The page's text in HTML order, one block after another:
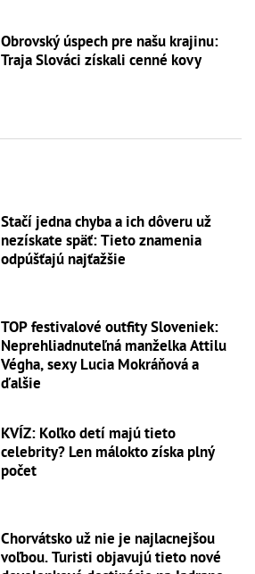
Obrovský úspech pre našu krajinu:
Traja Slováci získali cenné kovy
Stačí jedna chyba a ich dôveru už
nezískate späť: Tieto znamenia
odpúšťajú najťažšie
TOP festivalové outfity Sloveniek:
Neprehliadnuteľná manželka Attilu
Végha, sexy Lucia Mokráňová a
ďalšie
KVÍZ: Koľko detí majú tieto
celebrity? Len málokto získa plný
počet
Chorvátsko už nie je najlacnejšou
voľbou. Turisti objavujú tieto nové